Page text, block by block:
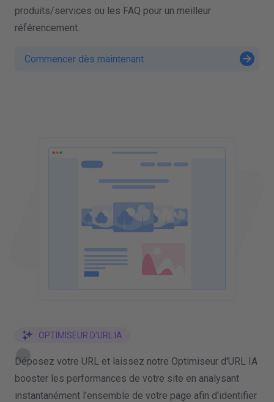
produits/services ou les FAQ pour un meilleur
référencement.
Commencer dès maintenant
OPTIMISEUR D'URL IA
Déposez votre URL et laissez notre Optimiseur d'URL IA
booster les performances de votre site en analysant
instantanément l'ensemble de votre page afin d'identifier